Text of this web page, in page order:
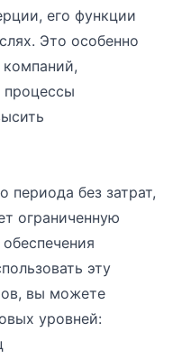
его функции
Это особенно
процессы
без затрат,
ограниченную
эту
вы можете
уровней: